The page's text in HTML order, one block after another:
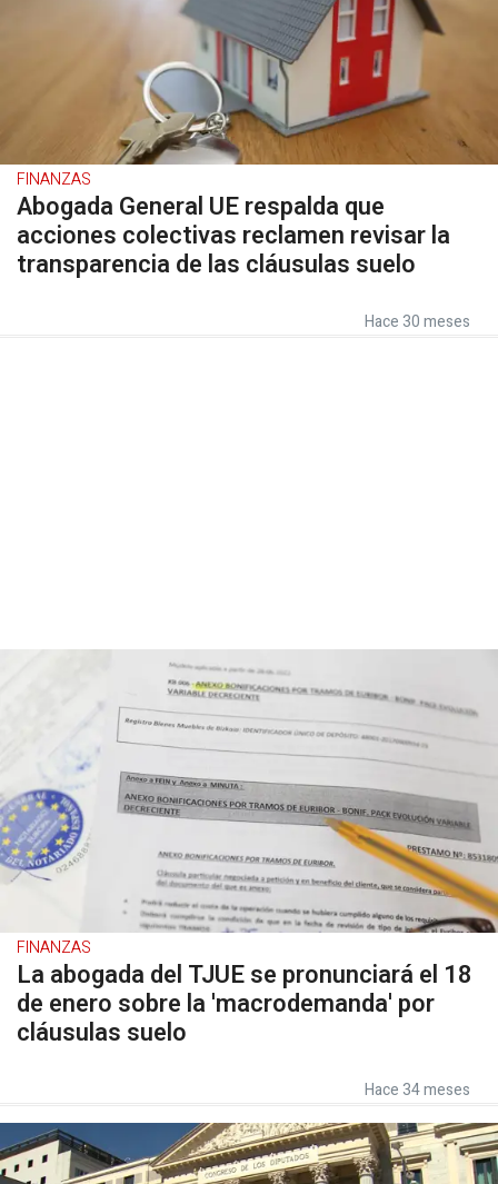
FINANZAS
Abogada General UE respalda que
acciones colectivas reclamen revisar la
transparencia de las cláusulas suelo
Hace 30 meses
FINANZAS
La abogada del TJUE se pronunciará el 18
de enero sobre la 'macrodemanda' por
cláusulas suelo
Hace 34 meses